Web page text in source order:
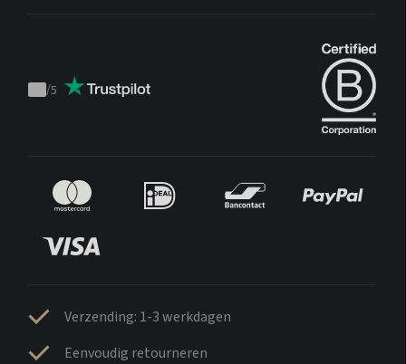
Trustpilot
/5
Verzending: 1-3 werkdagen
Eenvoudig retourneren